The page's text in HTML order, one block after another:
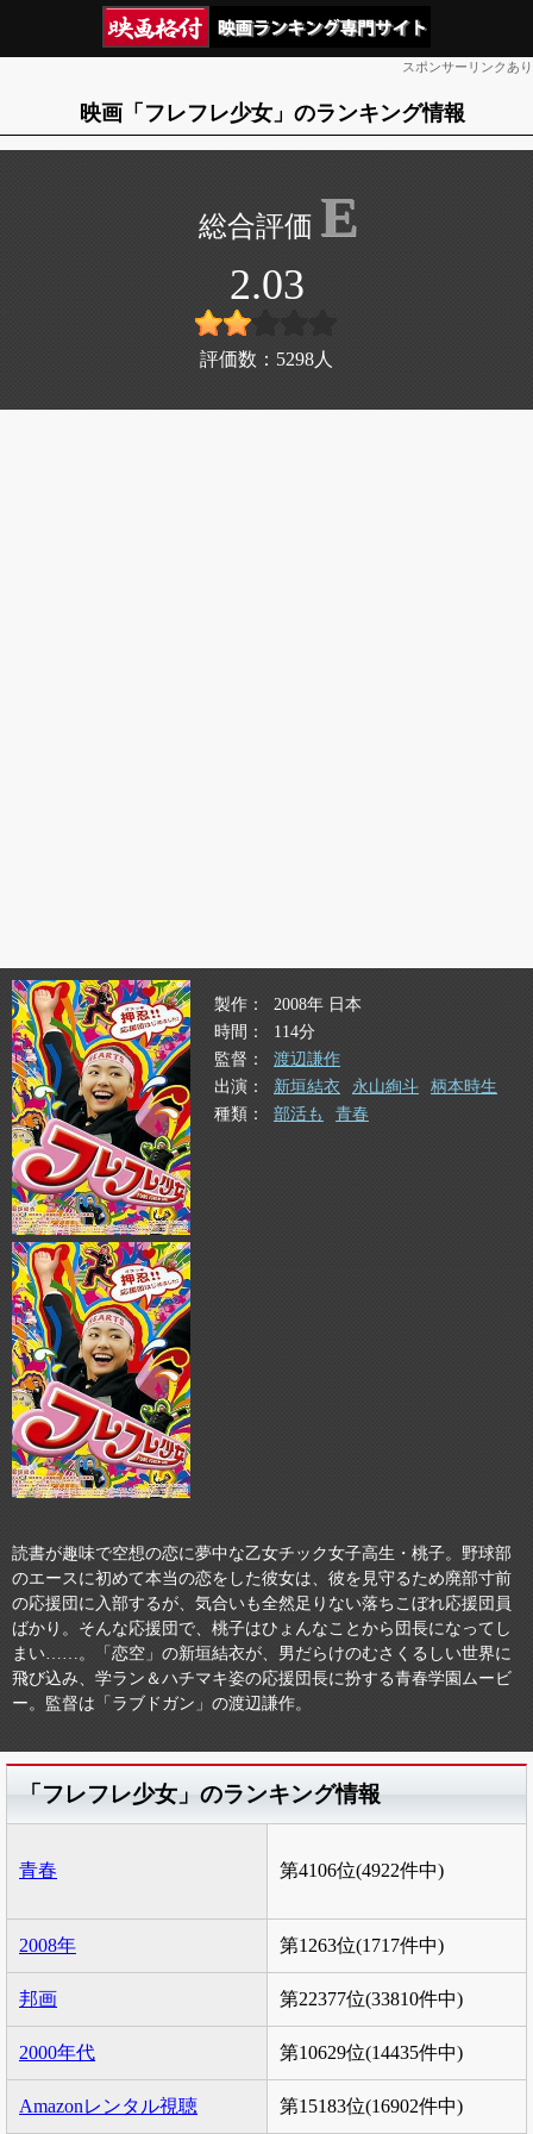
スポンサーリンクあり
映画「フレフレ少女」のランキング情報
E
2.03
評価数： 5298 人
製作
2008年 日本
時間
114分
監督
渡辺謙作
出演
新垣結衣 永山絢斗
柄本時生
種類
部活も 青春
読書が趣味で空想の恋に夢中な乙女チック女子高生・桃子。野球部
のエースに初めて本当の恋をした彼女は、彼を見守るため廃部寸前
の応援団に入部するが、気合いも全然足りない落ちこぼれ応援団員
ばかり。そんな応援団で、桃子はひょんなことから団長になってし
まい……。「恋空」の新垣結衣が、男だらけのむさくるしい世界に
飛び込み、学ラン＆ハチマキ姿の応援団長に扮する青春学園ムービ
ー。監督は「ラブドガン」の渡辺謙作。
「フレフレ少女」のランキング情報
青春 第4106位(4922件中)
2008年 第1263位(1717件中)
邦画 第22377位(33810件中)
2000年代 第10629位(14435件中)
Amazonレンタル視聴 第15183位(16902件中)